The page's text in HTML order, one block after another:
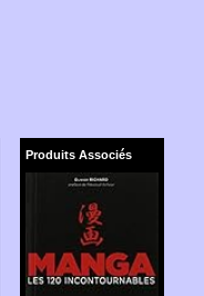
Produits Associés